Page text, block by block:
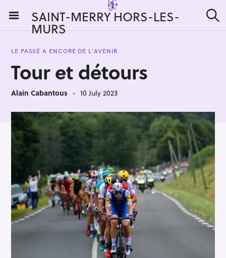
i
SAINT-MERRY HORS-LES-
MURS e
LE PASSÉ A ENCORE DE L’AVENIR
Tour et détours
Alain Cabantous 10 July 2023